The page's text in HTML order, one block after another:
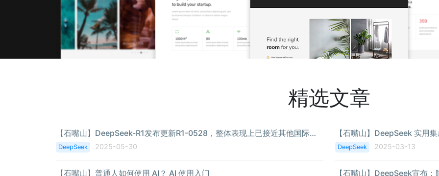
精选文章
【石嘴山】DeepSeek-R1发布更新R1-0528，整体表现上已接近其他国际顶尖模型o3与Gemini-2.5-Pro
DeepSeek 2025-05-30
【石嘴山】DeepSeek 实用
DeepSeek 2025-03-13
【石嘴山】普通人如何使用 AI？ AI 使用入门 【石嘴山】DeepSeek宣布：